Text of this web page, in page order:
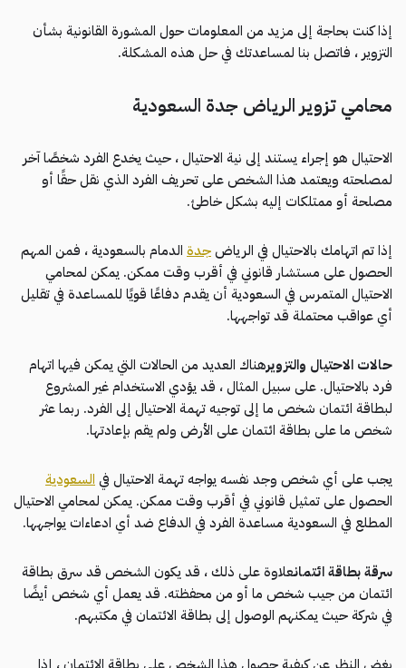
إذا كنت بحاجة إلى مزيد من المعلومات حول المشورة القانونية بشأن
التزوير ، فاتصل بنا لمساعدتك في حل هذه المشكلة.
محامي تزوير الرياض جدة السعودية
الاحتيال هو إجراء يستند إلى نية الاحتيال ، حيث يخدع الفرد شخصًا آخر
لمصلحته ويعتمد هذا الشخص على تحريف الفرد الذي نقل حقًا أو
مصلحة أو ممتلكات إليه بشكل خاطئ.
إذا تم اتهامك بالاحتيال في الرياضجدة الدمام بالسعودية ، فمن المهم
الحصول على مستشار قانوني في أقرب وقت ممكن. يمكن لمحامي
الاحتيال المتمرس في السعودية أن يقدم دفاعًا قويًا للمساعدة في تقليل
أي عواقب محتملة قد تواجهها.
حالات الاحتيال والتزويرهناك العديد من الحالات التي يمكن فيها اتهام
فرد بالاحتيال. على سبيل المثال ، قد يؤدي الاستخدام غير المشروع
لبطاقة ائتمان شخص ما إلى توجيه تهمة الاحتيال إلى الفرد. ربما عثر
شخص ما على بطاقة ائتمان على الأرض ولم يقم بإعادتها.
يجب على أي شخص وجد نفسه يواجه تهمة الاحتيال في السعودية
الحصول على تمثيل قانوني في أقرب وقت ممكن. يمكن لمحامي الاحتيال
المطلع في السعودية مساعدة الفرد في الدفاع ضد أي ادعاءات يواجهها.
سرقة بطاقة ائتمانعلاوة على ذلك ، قد يكون الشخص قد سرق بطاقة
ائتمان من جيب شخص ما أو من محفظته. قد يعمل أي شخص أيضًا
في شركة حيث يمكنهم الوصول إلى بطاقة الائتمان في مكتبهم.
بغض النظر عن كيفية حصول هذا الشخص على بطاقة الائتمان ، إذا